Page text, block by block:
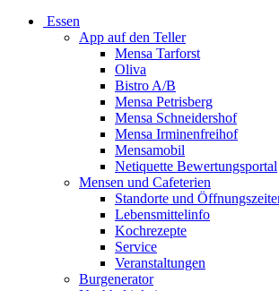
Essen
App auf den Teller
Mensa Tarforst
Oliva
Bistro A/B
Mensa Petrisberg
Mensa Schneidershof
Mensa Irminenfreihof
Mensamobil
Netiquette Bewertungsportal
Mensen und Cafeterien
Standorte und
Lebensmittelinfo
Kochrezepte
Service
Veranstaltungen
Burgenerator